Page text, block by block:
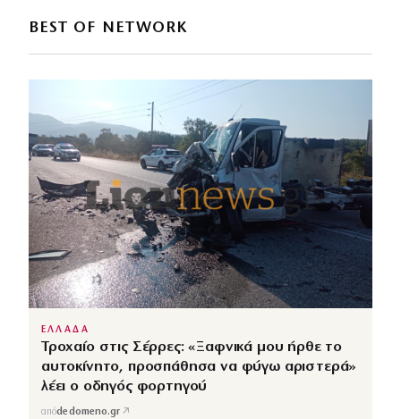
BEST OF NETWORK
ΕΛΛΑΔΑ
Τροχαίο στις Σέρρες: «Ξαφνικά μου ήρθε το
αυτοκίνητο, προσπάθησα να φύγω αριστερά»
λέει ο οδηγός φορτηγού
απόdedomeno.gr ↗